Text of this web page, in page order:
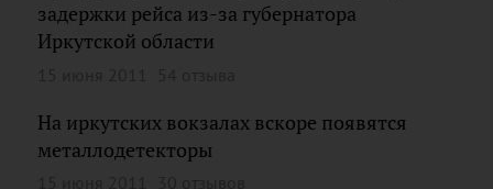
задержки рейса из-за губернатора
Иркутской области
На иркутских вокзалах вскоре появятся
металлодетекторы